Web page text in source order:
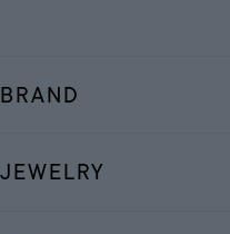
BRAND
JEWELRY